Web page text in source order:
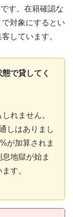
す。在籍確認な
対象にするとい
しています。
で貸してく
れません。
しはありまし
が加算されま
地獄が始ま
す。